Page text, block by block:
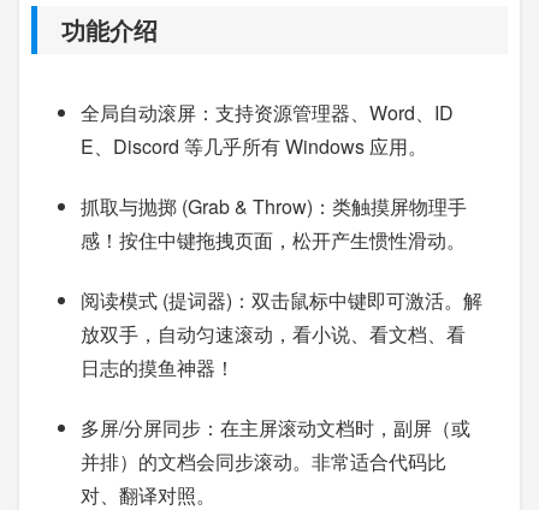
功能介绍
全局自动滚屏：支持资源管理器、Word、ID
E、Discord 等几乎所有 Windows 应用。
抓取与抛掷 (Grab & Throw)：类触摸屏物理手
感！按住中键拖拽页面，松开产生惯性滑动。
阅读模式 (提词器)：双击鼠标中键即可激活。解
放双手，自动匀速滚动，看小说、看文档、看
日志的摸鱼神器！
多屏/分屏同步：在主屏滚动文档时，副屏（或
并排）的文档会同步滚动。非常适合代码比
对、翻译对照。